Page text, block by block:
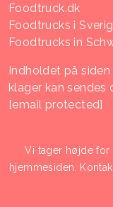
Foodtruck.dk
Foodtrucks i
Foodtrucks in
Indholdet på
klager kan sendes
[email protected]
Vi tager højde
hjemmesiden.